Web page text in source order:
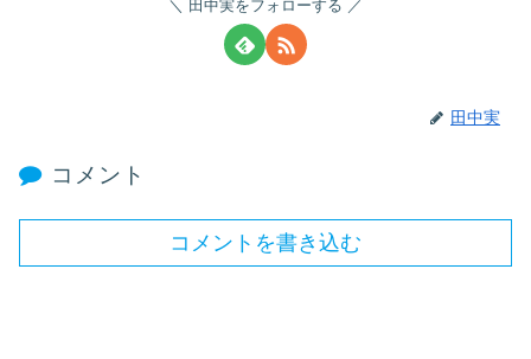
田中実をフォローする
田中実
コメント
コメントを書き込む